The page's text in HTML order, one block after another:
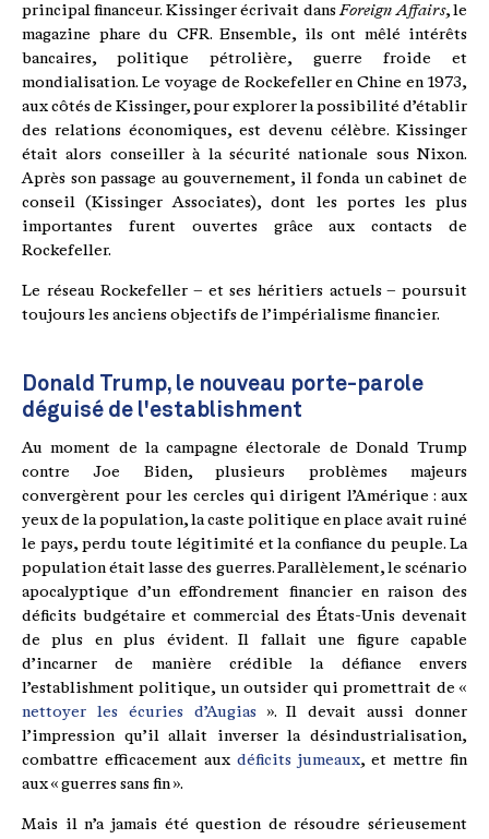
principal financeur. Kissinger écrivait dans Foreign Affairs, le
magazine phare du CFR. Ensemble, ils ont mêlé intérêts
bancaires, politique pétrolière, guerre froide et
mondialisation. Le voyage de Rockefeller en Chine en 1973,
aux côtés de Kissinger, pour explorer la possibilité d’établir
des relations économiques, est devenu célèbre. Kissinger
était alors conseiller à la sécurité nationale sous Nixon.
Après son passage au gouvernement, il fonda un cabinet de
conseil (Kissinger Associates), dont les portes les plus
importantes furent ouvertes grâce aux contacts de
Rockefeller.
Le réseau Rockefeller – et ses héritiers actuels – poursuit
toujours les anciens objectifs de l’impérialisme financier.
Donald Trump, le nouveau porte-parole
déguisé de l'establishment
Au moment de la campagne électorale de Donald Trump
contre Joe Biden, plusieurs problèmes majeurs
convergèrent pour les cercles qui dirigent l’Amérique : aux
yeux de la population, la caste politique en place avait ruiné
le pays, perdu toute légitimité et la confiance du peuple. La
population était lasse des guerres. Parallèlement, le scénario
apocalyptique d’un effondrement financier en raison des
déficits budgétaire et commercial des États-Unis devenait
de plus en plus évident. Il fallait une figure capable
d’incarner de manière crédible la défiance envers
l’establishment politique, un outsider qui promettrait de «
nettoyer les écuries d’Augias». Il devait aussi donner
l’impression qu’il allait inverser la désindustrialisation,
combattre efficacement aux déficits jumeaux, et mettre fin
aux « guerres sans fin ».
Mais il n’a jamais été question de résoudre sérieusement